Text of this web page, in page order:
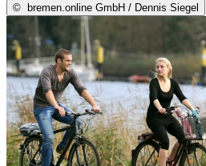
© bremen.online GmbH / Dennis Siegel